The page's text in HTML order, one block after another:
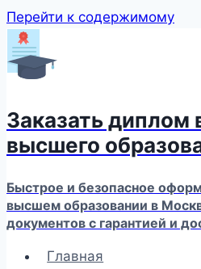
Перейти к содержимому
Заказать диплом
высшего
Быстрое и безопасное
высшем образовании в
документов с гарантией и
Главная